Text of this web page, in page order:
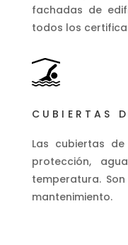
fachadas de
todos los
CUBIERTAS
Las cubiertas
protección,
temperatura.
mantenimiento.